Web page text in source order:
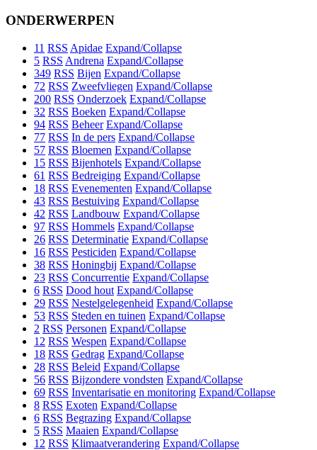
ONDERWERPEN
11 RSS Apidae Expand/Collapse
5 RSS Andrena Expand/Collapse
349 RSS Bijen Expand/Collapse
72 RSS Zweefvliegen Expand/Collapse
200 RSS Onderzoek Expand/Collapse
32 RSS Boeken Expand/Collapse
94 RSS Beheer Expand/Collapse
77 RSS In de pers Expand/Collapse
57 RSS Bloemen Expand/Collapse
15 RSS Bijenhotels Expand/Collapse
61 RSS Bedreiging Expand/Collapse
18 RSS Evenementen Expand/Collapse
43 RSS Bestuiving Expand/Collapse
42 RSS Landbouw Expand/Collapse
97 RSS Hommels Expand/Collapse
26 RSS Determinatie Expand/Collapse
16 RSS Pesticiden Expand/Collapse
38 RSS Honingbij Expand/Collapse
23 RSS Concurrentie Expand/Collapse
6 RSS Dood hout Expand/Collapse
29 RSS Nestelgelegenheid Expand/Collapse
53 RSS Steden en tuinen Expand/Collapse
2 RSS Personen Expand/Collapse
12 RSS Wespen Expand/Collapse
18 RSS Gedrag Expand/Collapse
28 RSS Beleid Expand/Collapse
56 RSS Bijzondere vondsten Expand/Collapse
69 RSS Inventarisatie en monitoring Expand/Collapse
8 RSS Exoten Expand/Collapse
6 RSS Begrazing Expand/Collapse
5 RSS Maaien Expand/Collapse
12 RSS Klimaatverandering Expand/Collapse